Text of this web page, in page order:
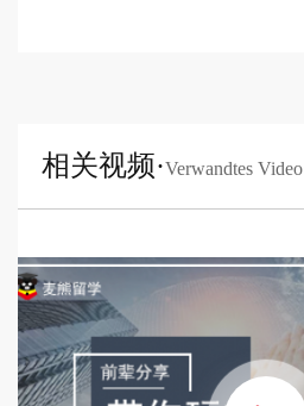
相关视频·Verwandtes Video